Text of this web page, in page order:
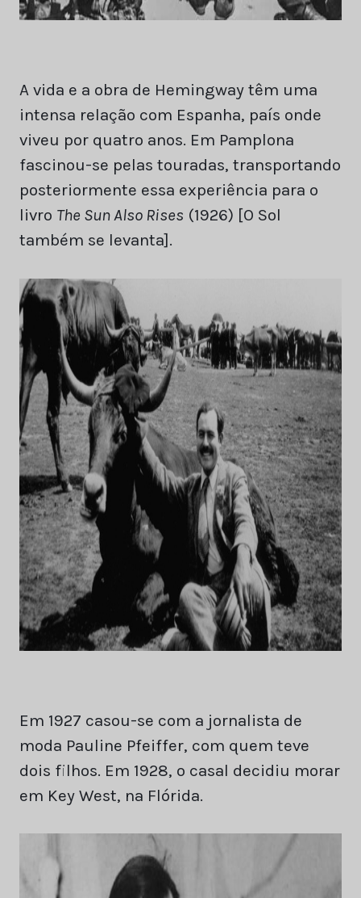
A vida e a obra de Hemingway têm uma
intensa relação com Espanha, país onde
viveu por quatro anos. Em Pamplona
fascinou-se pelas touradas, transportando
posteriormente essa experiência para o
livro The Sun Also Rises (1926) [O Sol
também se levanta].
Em 1927 casou-se com a jornalista de
moda Pauline Pfeiffer, com quem teve
dois filhos. Em 1928, o casal decidiu morar
em Key West, na Flórida.